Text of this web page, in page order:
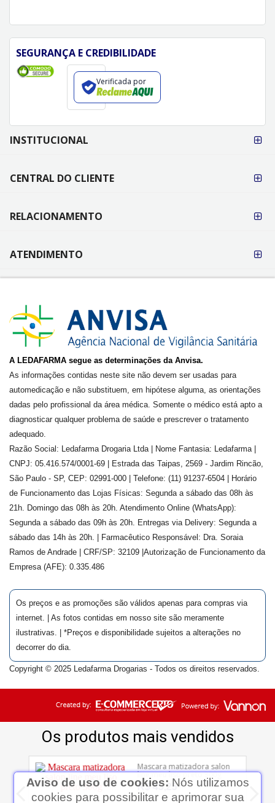
SEGURANÇA E CREDIBILIDADE
Verificada por
FORMAS DE
PAGAMENTO
INSTITUCIONAL
CENTRAL DO CLIENTE
RELACIONAMENTO
ATENDIMENTO
A LEDAFARMA segue as determinações da Anvisa.
As informações contidas neste site não devem ser usadas para
automedicação e não substituem, em hipótese alguma, as orientações
dadas pelo profissional da área médica. Somente o médico está apto a
diagnosticar qualquer problema de saúde e prescrever o tratamento
adequado.
Razão Social: Ledafarma Drogaria Ltda | Nome Fantasia: Ledafarma |
CNPJ: 05.416.574/0001-69 | Estrada das Taipas, 2569 - Jardim Rincão,
São Paulo - SP, CEP: 02991-000 | Telefone: (11) 91237-6504 | Horário
de Funcionamento das Lojas Físicas: Segunda a sábado das 08h às
21h. Domingo das 08h às 20h. Atendimento Online (WhatsApp):
Segunda a sábado das 09h às 20h. Entregas via Delivery: Segunda a
sábado das 14h às 20h. | Farmacêutico Responsável: Dra. Soraia
Ramos de Andrade
| CRF/SP: 32109 |Autorização de Funcionamento da
Empresa (AFE): 0.335.486
Os preços e as promoções são válidos apenas para compras via
internet. | As fotos contidas em nosso site são meramente
ilustrativas. | *Preços e disponibilidade sujeitos a alterações no
decorrer do dia.
Copyright © 2025 Ledafarma Drogarias - Todos os direitos reservados.
Aviso de uso de cookies: Nós utilizamos
cookies para possibilitar e aprimorar sua